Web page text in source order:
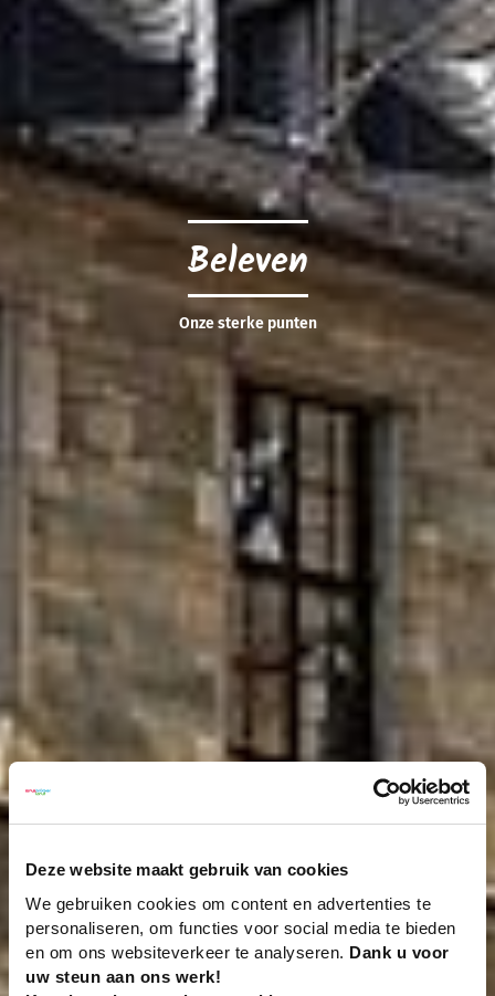
Deze website maakt gebruik van cookies
We gebruiken cookies om content en advertenties te
personaliseren, om functies voor social media te bieden
en om ons websiteverkeer te analyseren. Dank u voor
uw steun aan ons werk!
Beleven
Onze sterke punten